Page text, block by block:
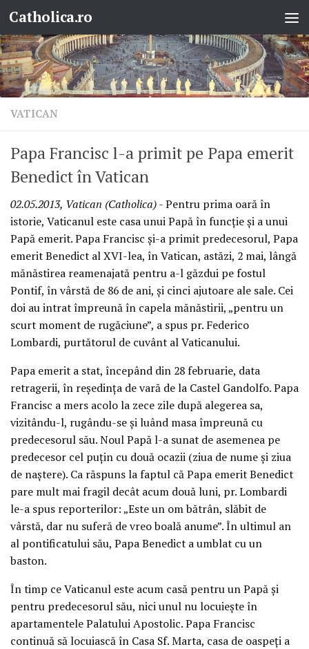
Skip to content
Catholica.ro
VATICAN
Papa Francisc l-a primit pe Papa emerit
Benedict în Vatican
02.05.2013, Vatican (Catholica)- Pentru prima oară în
istorie, Vaticanul este casa unui Papă în funcţie şi a unui
Papă emerit. Papa Francisc şi-a primit predecesorul, Papa
emerit Benedict al XVI-lea, în Vatican, astăzi, 2 mai, lângă
mănăstirea reamenajată pentru a-l găzdui pe fostul
Pontif, în vârstă de 86 de ani, şi cinci ajutoare ale sale. Cei
doi au intrat împreună în capela mănăstirii, „pentru un
scurt moment de rugăciune”, a spus pr. Federico
Lombardi, purtătorul de cuvânt al Vaticanului.
Papa emerit a stat, începând din 28 februarie, data
retragerii, în reşedinţa de vară de la Castel Gandolfo. Papa
Francisc a mers acolo la zece zile după alegerea sa,
vizitându-l, rugându-se şi luând masa împreună cu
predecesorul său. Noul Papă l-a sunat de asemenea pe
predecesor cel puţin cu două ocazii (ziua de nume şi ziua
de naştere). Ca răspuns la faptul că Papa emerit Benedict
pare mult mai fragil decât acum două luni, pr. Lombardi
le-a spus reporterilor: „Este un om bătrân, slăbit de
vârstă, dar nu suferă de vreo boală anume”. În ultimul an
al pontificatului său, Papa Benedict a umblat cu un
baston.
În timp ce Vaticanul este acum casă pentru un Papă şi
pentru predecesorul său, nici unul nu locuieşte în
apartamentele Palatului Apostolic. Papa Francisc
continuă să locuiască în Casa Sf. Marta, casa de oaspeţi a